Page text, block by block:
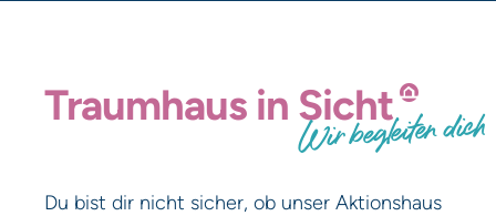
Traumhaus in Sicht
Wir begleiten dich
Du bist dir nicht sicher, ob unser Aktionshaus